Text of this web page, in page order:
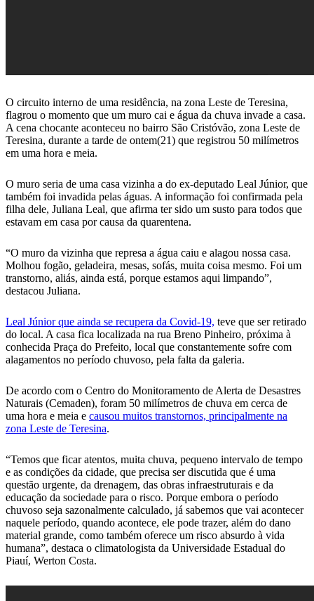
O circuito interno de uma residência, na zona Leste de Teresina,
flagrou o momento que um muro cai e água da chuva invade a casa.
A cena chocante aconteceu no bairro São Cristóvão, zona Leste de
Teresina, durante a tarde de ontem(21) que registrou 50 milímetros
em uma hora e meia.
O muro seria de uma casa vizinha a do ex-deputado Leal Júnior, que
também foi invadida pelas águas. A informação foi confirmada pela
filha dele, Juliana Leal, que afirma ter sido um susto para todos que
estavam em casa por causa da quarentena.
“O muro da vizinha que represa a água caiu e alagou nossa casa.
Molhou fogão, geladeira, mesas, sofás, muita coisa mesmo. Foi um
transtorno, aliás, ainda está, porque estamos aqui limpando”,
destacou Juliana.
Leal Júnior que ainda se recupera da Covid-19, teve que ser retirado
do local. A casa fica localizada na rua Breno Pinheiro, próxima à
conhecida Praça do Prefeito, local que constantemente sofre com
alagamentos no período chuvoso, pela falta da galeria.
De acordo com o Centro do Monitoramento de Alerta de Desastres
Naturais (Cemaden), foram 50 milímetros de chuva em cerca de
uma hora e meia e causou muitos transtornos, principalmente na
zona Leste de Teresina.
“Temos que ficar atentos, muita chuva, pequeno intervalo de tempo
e as condições da cidade, que precisa ser discutida que é uma
questão urgente, da drenagem, das obras infraestruturais e da
educação da sociedade para o risco. Porque embora o período
chuvoso seja sazonalmente calculado, já sabemos que vai acontecer
naquele período, quando acontece, ele pode trazer, além do dano
material grande, como também oferece um risco absurdo à vida
humana”, destaca o climatologista da Universidade Estadual do
Piauí, Werton Costa.